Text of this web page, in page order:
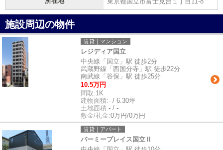
施設周辺の物件
賃貸｜マンション
レジディア国立
中央線「国立」駅 徒歩2分
武蔵野線「西国分寺」駅 徒歩22分
南武線「谷保」駅 徒歩25分
10.5万円
間取:1K
建物面積:- / 6.30坪
土地面積:- / -
敷金/礼金:0万円/0万円
賃貸｜アパート
バーミープレイス国立Ⅱ